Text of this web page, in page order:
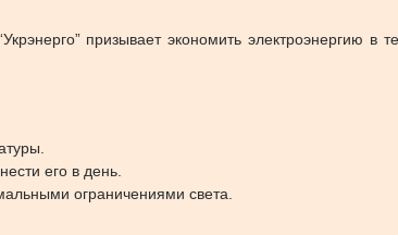
призывает экономить электроэнергию в
его в день.
ограничениями света.